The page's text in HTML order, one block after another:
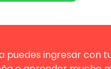
puedes ingresar con